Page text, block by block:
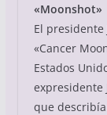
«Moonshot»
El presidente
«Cancer
Estados
expresidente
que